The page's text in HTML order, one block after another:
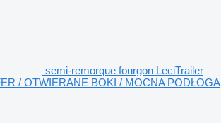
semi-remorque fourgon LeciTrailer
/ OTWIERANE BOKI / MOCNA PODŁOGA